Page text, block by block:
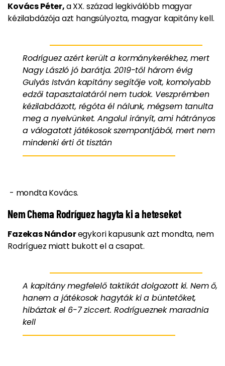
Kovács Péter,a XX. század legkiválóbb magyar
kézilabdázója azt hangsúlyozta, magyar kapitány kell.
Rodríguez azért került a kormánykerékhez, mert
Nagy László jó barátja. 2019-től három évig
Gulyás István kapitány segítője volt, komolyabb
edzői tapasztalatáról nem tudok. Veszprémben
kézilabdázott, régóta él nálunk, mégsem tanulta
meg a nyelvünket. Angolul irányít, ami hátrányos
a válogatott játékosok szempontjából, mert nem
mindenki érti őt tisztán
- mondta Kovács.
Nem Chema Rodríguez hagyta ki a heteseket
Fazekas Nándoregykori kapusunk azt mondta, nem
Rodríguez miatt bukott el a csapat.
A kapitány megfelelő taktikát dolgozott ki. Nem ő,
hanem a játékosok hagyták ki a büntetőket,
hibáztak el 6-7 ziccert. Rodrígueznek maradnia
kell